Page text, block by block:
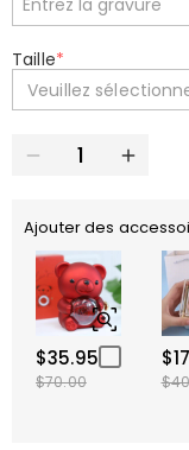
Taille*
Veuillez
Ajouter des
$35.95
$70.00